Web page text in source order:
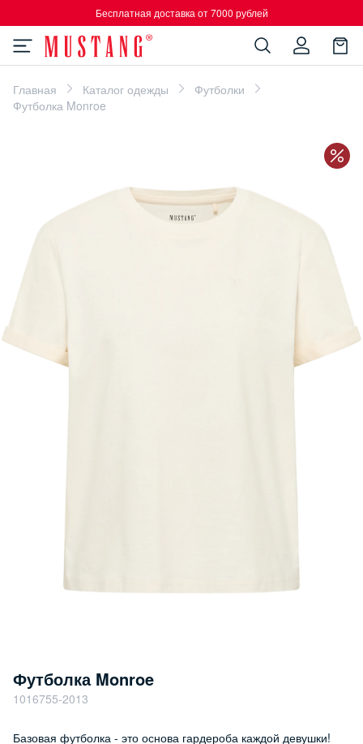
Бесплатная доставка от 7000 рублей
Главная Каталог одежды
Футболки
Футболка Monroe
Футболка Monroe
1016755-2013
Базовая футболка - это основа гардероба каждой девушки!